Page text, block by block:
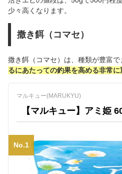
少々高くなります。
撒き餌（コマセ）
撒き餌（コマセ）は、種類が豊富で
るにあたっての釣果を高める非常
マルキュー(MARUKYU)
【マルキュー】アミ姫
No.1